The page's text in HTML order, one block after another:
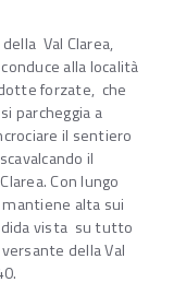
Val Clarea,
alla località
forzate, che
parcheggia a
il sentiero
il
Con lungo
alta sui
vista su tutto
della Val